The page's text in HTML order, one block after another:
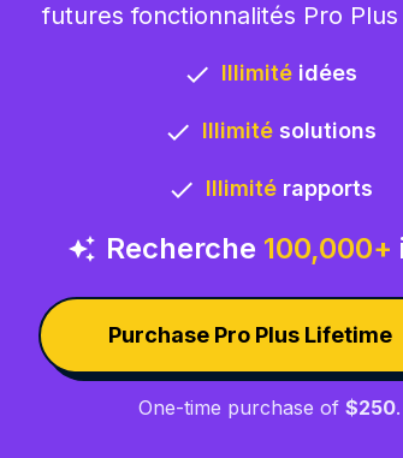
futures fonctionnalités Pro Plus
done Illimité idées
done Illimité solutions
done Illimité rapports
auto_awesome Recherche 100,000+
Purchase Pro Plus Lifetime
One-time purchase of $250.